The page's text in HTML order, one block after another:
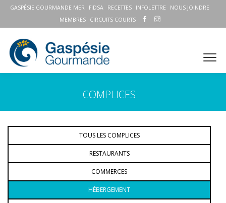
GASPÉSIE GOURMANDE MER FIDSA RECETTES INFOLETTRE
NOUS JOINDRE
MEMBRES
CIRCUITS COURTS
COMPLICES
TOUS LES COMPLICES
RESTAURANTS
COMMERCES
HÉBERGEMENT